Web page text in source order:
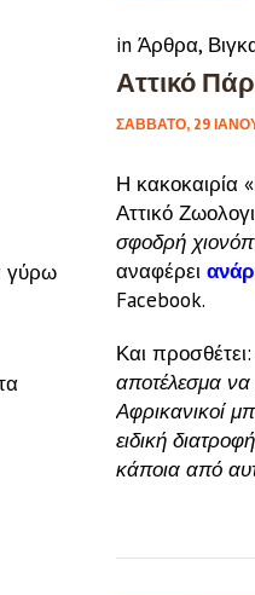
in Άρθρα,
Αττικό
ΣΆΒΒΑΤΟ, 29
Η κακοκαιρία
Αττικό
σφοδρή
αναφέρει
Facebook.
Και
αποτέλεσμα
Αφρικανικοί
ειδική
κάποια από
γύρω